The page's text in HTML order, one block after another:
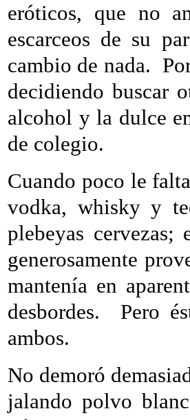
eróticos, que no
escarceos de su
cambio de nada.
decidiendo buscar
alcohol y la dulce
de colegio.
Cuando poco le
vodka, whisky y
plebeyas cervezas;
generosamente
mantenía en
desbordes.
Pero
ambos.
No demoró
jalando polvo